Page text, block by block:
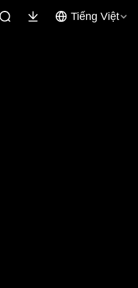
Tiếng Việt